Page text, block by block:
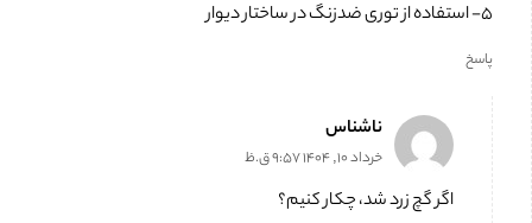
۵- استفاده از توری ضدزنگ در ساختار دیوار
پاسخ
ناشناس
خرداد 10, 1404 9:57 ق.ظ
اگر گچ زرد شد، چکار کنیم؟